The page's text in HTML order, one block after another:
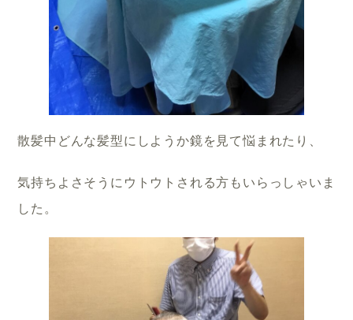
散髪中どんな髪型にしようか鏡を見て悩まれたり、
気持ちよさそうにウトウトされる方もいらっしゃいま
した。